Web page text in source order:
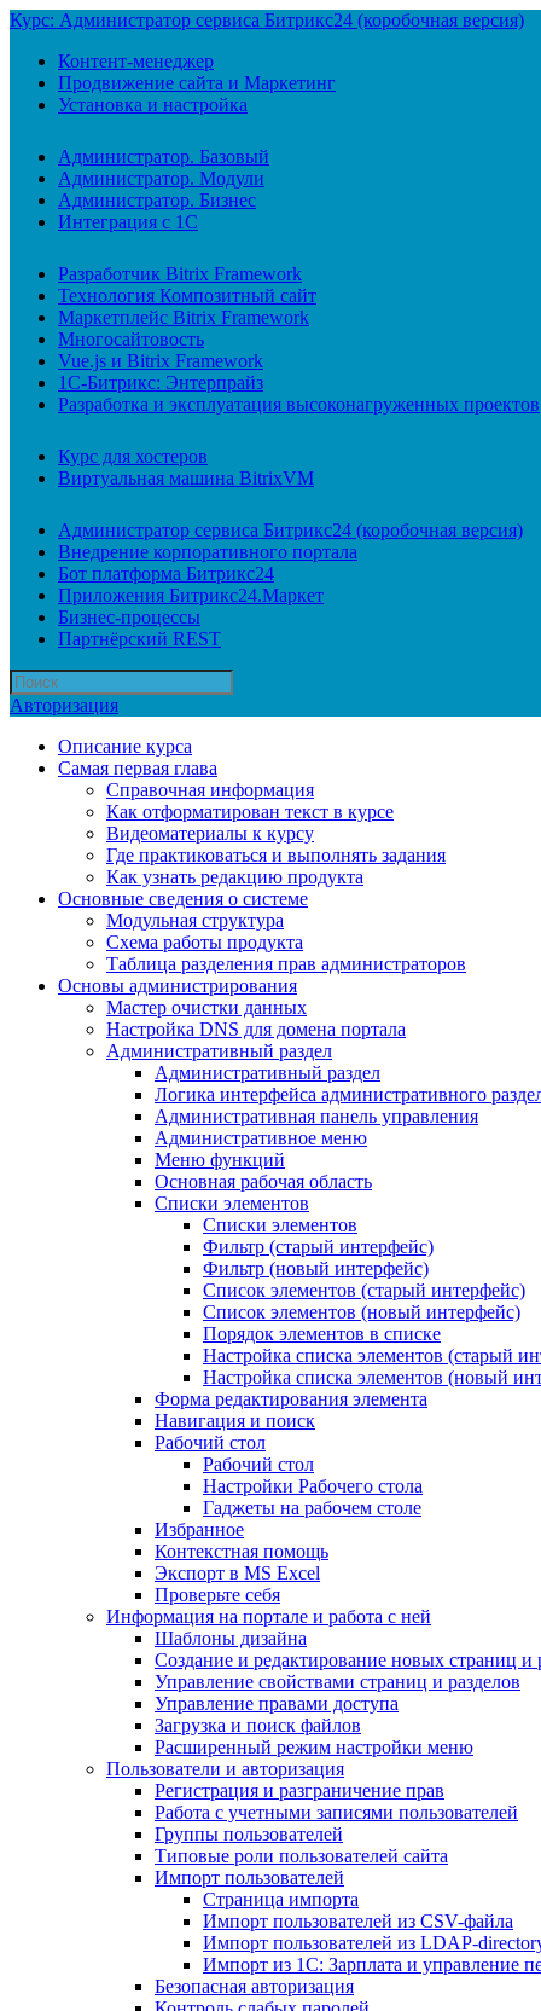
Курс: Администратор сервиса Битрикс24 (коробочная версия)
Контент-менеджер
Продвижение сайта и Маркетинг
Установка и настройка
Администратор. Базовый
Администратор. Модули
Администратор. Бизнес
Интеграция с 1С
Разработчик Bitrix Framework
Технология Композитный сайт
Маркетплейс Bitrix Framework
Многосайтовость
Vue.js и Bitrix Framework
1С-Битрикс: Энтерпрайз
Разработка и эксплуатация высоконагруженных проектов
Курс для хостеров
Виртуальная машина BitrixVM
Администратор сервиса Битрикс24 (коробочная версия)
Внедрение корпоративного портала
Бот платформа Битрикс24
Приложения Битрикс24.Маркет
Бизнес-процессы
Партнёрский REST
Авторизация
Описание курса
Самая первая глава
Справочная информация
Как отформатирован текст в курсе
Видеоматериалы к курсу
Где практиковаться и выполнять задания
Как узнать редакцию продукта
Основные сведения о системе
Модульная структура
Схема работы продукта
Таблица разделения прав администраторов
Основы администрирования
Мастер очистки данных
Настройка DNS для домена портала
Административный раздел
Административный раздел
Логика интерфейса административного
Административная панель управления
Административное меню
Меню функций
Основная рабочая область
Списки элементов
Списки элементов
Фильтр (старый интерфейс)
Фильтр (новый интерфейс)
Список элементов (старый интерфейс)
Список элементов (новый интерфейс)
Порядок элементов в списке
Настройка списка элементов (старый
Настройка списка элементов (новый
Форма редактирования элемента
Навигация и поиск
Рабочий стол
Рабочий стол
Настройки Рабочего стола
Гаджеты на рабочем столе
Избранное
Контекстная помощь
Экспорт в MS Excel
Проверьте себя
Информация на портале и работа с ней
Шаблоны дизайна
Создание и редактирование новых страниц и
Управление свойствами страниц и разделов
Управление правами доступа
Загрузка и поиск файлов
Расширенный режим настройки меню
Пользователи и авторизация
Регистрация и разграничение прав
Работа с учетными записями пользователей
Группы пользователей
Типовые роли пользователей сайта
Импорт пользователей
Страница импорта
Импорт пользователей из CSV-файла
Импорт пользователей из LDAP-
Импорт из 1С: Зарплата и управление
Безопасная авторизация